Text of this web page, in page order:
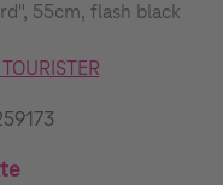
55cm, flash black